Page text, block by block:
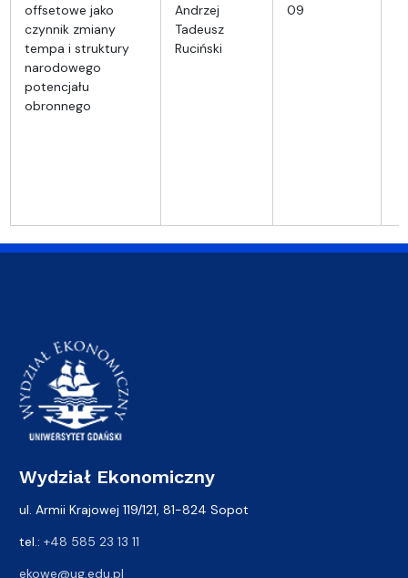
offsetowe jako
czynnik zmiany
tempa i struktury
narodowego
potencjału
obronnego
Andrzej
Tadeusz
Ruciński
09
Wydział Ekonomiczny
ul. Armii Krajowej 119/121, 81-824 Sopot
tel.: +48 585 23 13 11
ekowe@ug.edu.pl